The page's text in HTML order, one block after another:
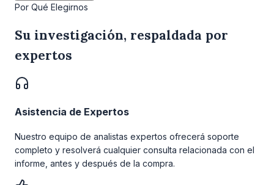
Por Qué Elegirnos
Su investigación, respaldada por
expertos
Asistencia de Expertos
Nuestro equipo de analistas expertos ofrecerá soporte
completo y resolverá cualquier consulta relacionada con el
informe, antes y después de la compra.